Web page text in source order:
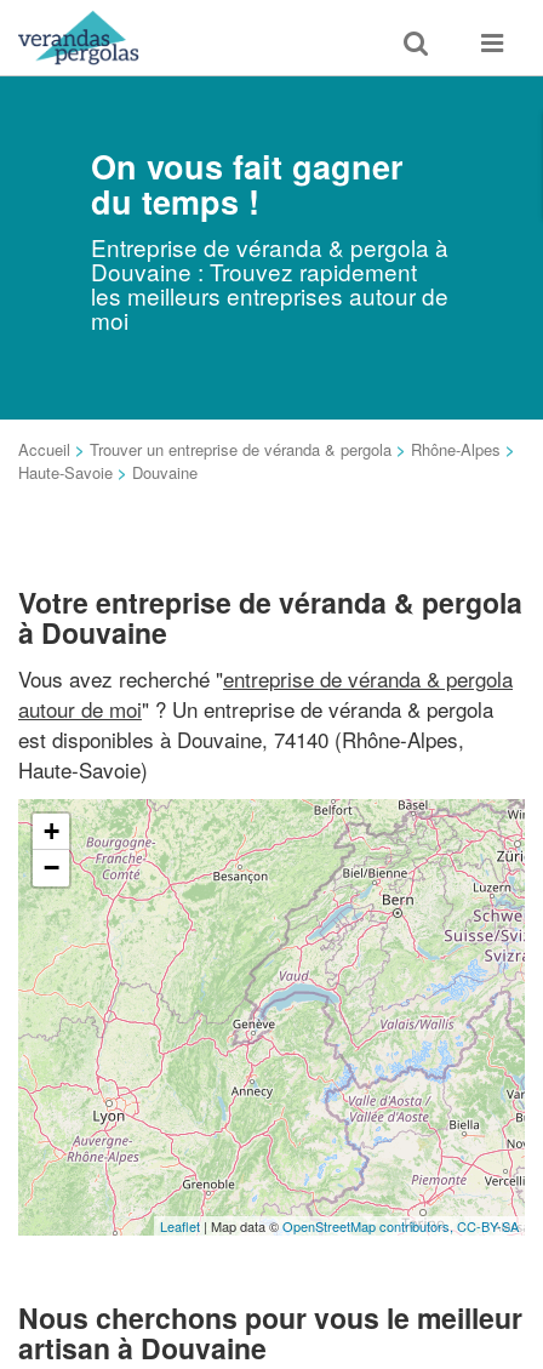
Toggle
search
Toggle
On vous fait gagner
du temps !
Entreprise de véranda & pergola à
Douvaine : Trouvez rapidement
les meilleurs entreprises autour de
moi
Accueil > Trouver un entreprise de véranda & pergola > Rhône-Alpes >
Haute-Savoie > Douvaine
Votre entreprise de véranda & pergola
à Douvaine
Vous avez recherché "entreprise de véranda & pergola
autour de moi" ? Un entreprise de véranda & pergola
est disponibles à Douvaine, 74140 (Rhône-Alpes,
Haute-Savoie)
+
−
Leaflet| Map data ©OpenStreetMap contributors,CC-BY-SA
Nous cherchons pour vous le meilleur
artisan à Douvaine